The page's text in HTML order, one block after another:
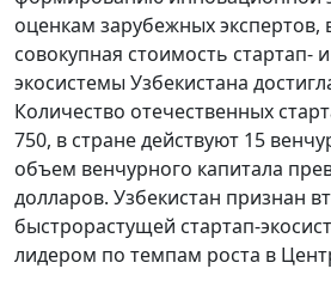
оценкам зарубежных экспертов,
совокупная стоимость стартап-
экосистемы Узбекистана
Количество отечественных
750, в стране действуют 15
объем венчурного капитала
долларов. Узбекистан признан
быстрорастущей стартап-
лидером по темпам роста в